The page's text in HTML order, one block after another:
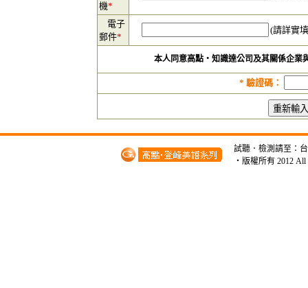
機*
電子
郵件*
(請詳實
本人同意高點‧知識達公司及其關係企業
* 驗證碼：
試聽．檢測請至：
‧版權所有 2012